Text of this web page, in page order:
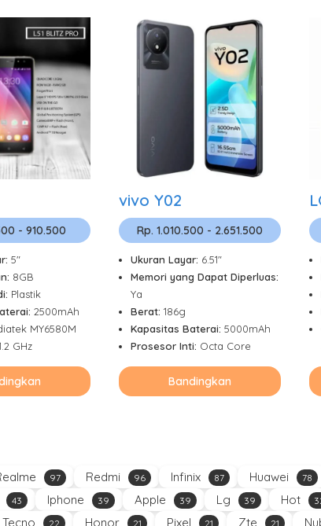
- 910.500
5"
8GB
Plastik
2500mAh
MY6580M
GHz
vivo Y02
Rp. 1.010.500 - 2.651.500
Ukuran Layar: 6.51"
Memori yang Dapat Diperluas:
Ya
Berat: 186g
Kapasitas Baterai: 5000mAh
Prosesor Inti: Octa Core
Bandingkan
97 Redmi 96 Infinix 87 Huawei 78
43 Iphone 39 Apple 39 Lg 39 Hot
Tecno 22 Honor 21 Pixel 21 Zte 21